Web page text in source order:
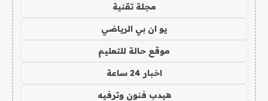
مجلة تقنية
يو ان بي الرياضي
موقع حالة للتعليم
اخبار 24 ساعة
هيدب فنون وترفيه